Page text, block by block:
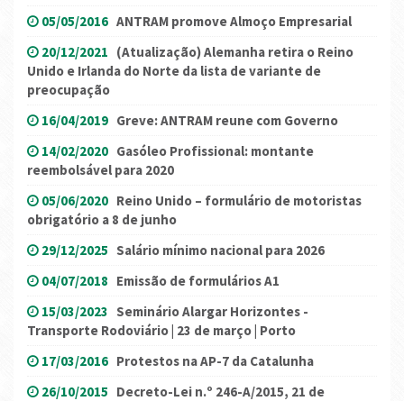
05/05/2016 ANTRAM promove Almoço Empresarial
20/12/2021 (Atualização) Alemanha retira o Reino
Unido e Irlanda do Norte da lista de variante de
preocupação
16/04/2019 Greve: ANTRAM reune com Governo
14/02/2020 Gasóleo Profissional: montante
reembolsável para 2020
05/06/2020 Reino Unido – formulário de motoristas
obrigatório a 8 de junho
29/12/2025 Salário mínimo nacional para 2026
04/07/2018 Emissão de formulários A1
15/03/2023 Seminário Alargar Horizontes -
Transporte Rodoviário | 23 de março | Porto
17/03/2016 Protestos na AP-7 da Catalunha
26/10/2015 Decreto-Lei n.º 246-A/2015, 21 de